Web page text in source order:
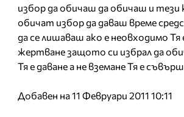
избор да обичаш да обичаш и
обичат избор да даваш време
да се лишаваш ако е неовходимо Тя
жертване защото си избрал да
Тя е даване а не вземане Тя е
Добавен на 11 Февруари 2011 10:11